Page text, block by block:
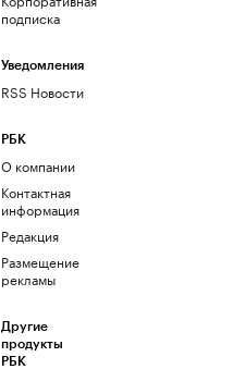
подписка
Уведомления
RSS Новости
РБК
О компании
Контактная
информация
Редакция
Размещение
рекламы
Другие
продукты
РБК